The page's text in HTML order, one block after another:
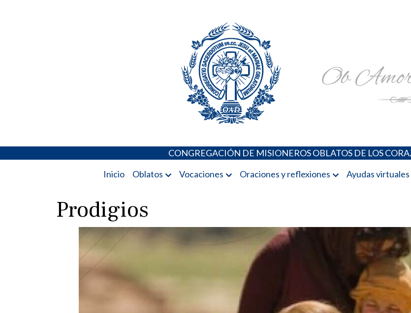
CONGREGACIÓN DE MISIONEROS OBLATOS DE LOS
Inicio
Oblatos Vocaciones Oraciones y reflexiones Ayudas virtuales
Prodigios